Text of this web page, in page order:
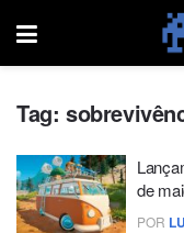
Tag:
de
POR